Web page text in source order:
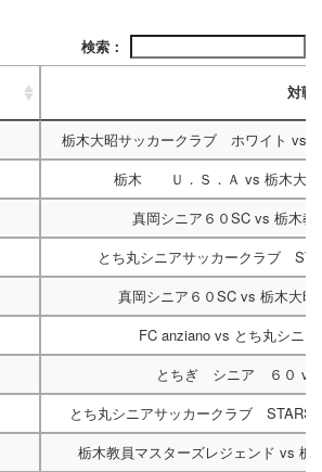
検索：
対戦
栃木大昭サッカークラブ ホワイト vs
栃木 Ｕ．Ｓ．Ａ vs 栃木大
真岡シニア６０SCvs 栃木教
とち丸シニアサッカークラブ
真岡シニア６０SCvs 栃木大
FC anzianovs とち丸シニ
とちぎ シニア ６０ vs
とち丸シニアサッカークラブ STARS
栃木教員マスターズレジェンド vs 栃